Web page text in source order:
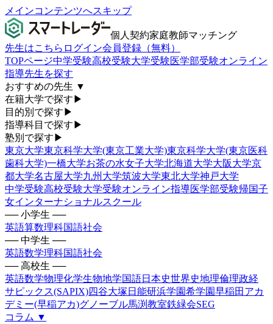
メインコンテンツへスキップ
個人契約家庭教師マッチング
先生はこちら ログイン会員登録（無料）
TOPページ中学受験高校受験大学受験医学部受験オンライン
指導先生を探す
おすすめの先生 ▼
在籍大学で探す ▶
目的別で探す ▶
指導科目で探す ▶
塾別で探す ▶
東京大学東京科学大学(東京工業大学)東京科学大学(東京医科
歯科大学)一橋大学お茶の水女子大学北海道大学大阪大学京
都大学名古屋大学九州大学筑波大学東北大学神戸大学
中学受験高校受験大学受験オンライン指導医学部受験帰国子
女インターナショナルスクール
── 小学生 ──
英語算数理科国語社会
── 中学生 ──
英語数学理科国語社会
── 高校生 ──
英語数学物理化学生物地学国語日本史世界史地理倫理政経
サピックス(SAPIX)四谷大塚 日能研浜学園希学園早稲田アカ
デミー(早稲アカ)グノーブル馬渕教室鉄緑会SEG
コラム ▼